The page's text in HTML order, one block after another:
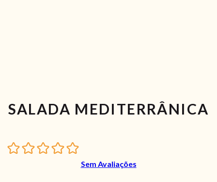
SALADA MEDITERRÂNICA
Sem Avaliações